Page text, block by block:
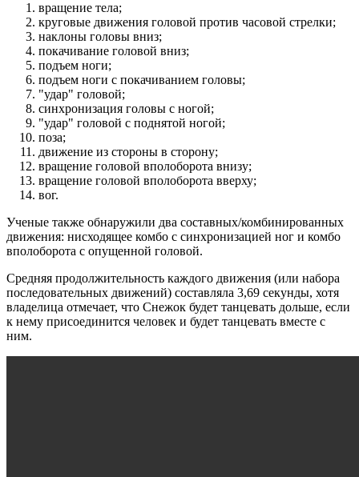
вращение тела;
круговые движения головой против часовой стрелки;
наклоны головы вниз;
покачивание головой вниз;
подъем ноги;
подъем ноги с покачиванием головы;
"удар" головой;
синхронизация головы с ногой;
"удар" головой с поднятой ногой;
поза;
движение из стороны в сторону;
вращение головой вполоборота внизу;
вращение головой вполоборота вверху;
вог.
Ученые также обнаружили два составных/комбинированных
движения: нисходящее комбо с синхронизацией ног и комбо
вполоборота с опущенной головой.
Средняя продолжительность каждого движения (или набора
последовательных движений) составляла 3,69 секунды, хотя
владелица отмечает, что Снежок будет танцевать дольше, если
к нему присоединится человек и будет танцевать вместе с
ним.